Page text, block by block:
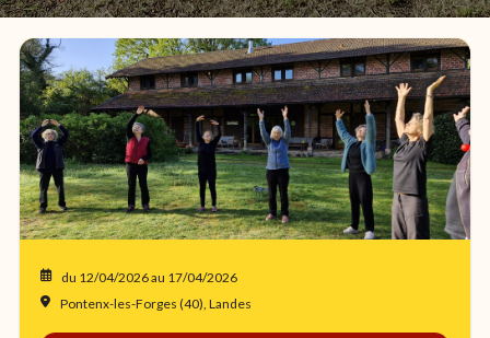
du 12/04/2026au 17/04/2026
Pontenx-les-Forges (40), Landes